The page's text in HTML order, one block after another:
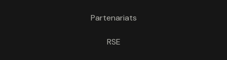
Partenariats
RSE